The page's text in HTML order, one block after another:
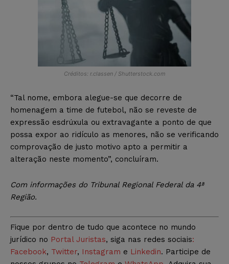
Créditos: r.classen / Shutterstock.com
“Tal nome, embora alegue-se que decorre de
homenagem a time de futebol, não se reveste de
expressão esdrúxula ou extravagante a ponto de que
possa expor ao ridículo as menores, não se verificando
comprovação de justo motivo apto a permitir a
alteração neste momento”, concluíram.
Com informações do Tribunal Regional Federal da 4ª
Região.
Fique por dentro de tudo que acontece no mundo
jurídico no Portal Juristas, siga nas redes sociais:
Facebook, Twitter, Instagram e Linkedin. Participe de